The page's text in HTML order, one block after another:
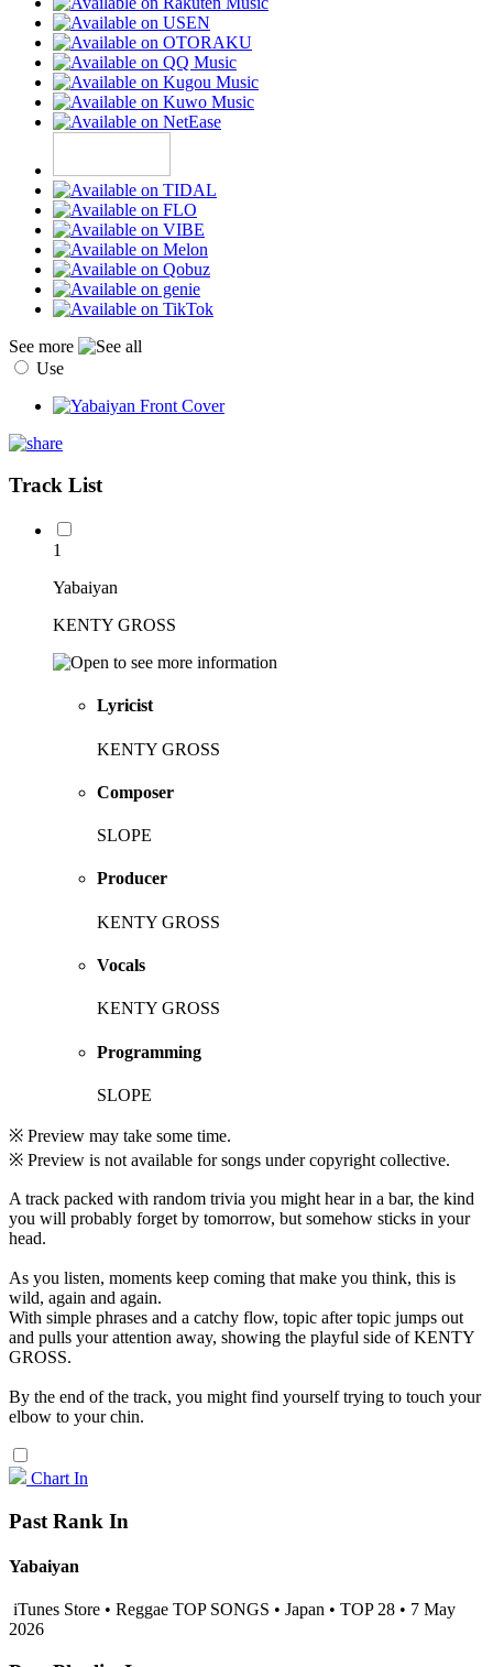
See more
Use
Track List
1
Yabaiyan
KENTY GROSS
Lyricist
KENTY GROSS
Composer
SLOPE
Producer
KENTY GROSS
Vocals
KENTY GROSS
Programming
SLOPE
※ Preview may take some time.
※ Preview is not available for songs under copyright collective.
A track packed with random trivia you might hear in a bar, the kind
you will probably forget by tomorrow, but somehow sticks in your
head.
As you listen, moments keep coming that make you think, this is
wild, again and again.
With simple phrases and a catchy flow, topic after topic jumps out
and pulls your attention away, showing the playful side of KENTY
GROSS.
By the end of the track, you might find yourself trying to touch your
elbow to your chin.
Chart In
Past Rank In
Yabaiyan
iTunes Store • Reggae TOP SONGS • Japan • TOP 28 • 7 May
2026